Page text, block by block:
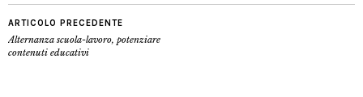
ARTICOLO PRECEDENTE
Alternanza scuola-lavoro, potenziare
contenuti educativi